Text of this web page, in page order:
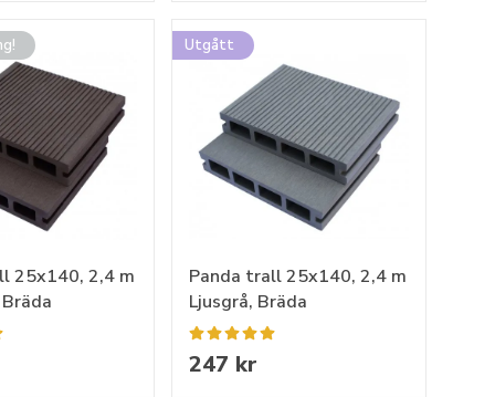
25x140, 2,4 m
Utgått
Panda trall 25x140, 2,4 m
Ljusgrå, Bräda
247 kr